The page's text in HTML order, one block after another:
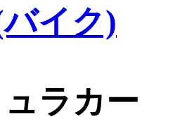
イク)
ラカー